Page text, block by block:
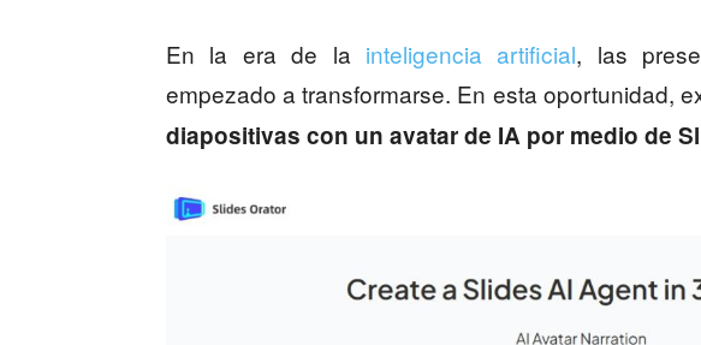
En la era de la inteligencia artificial, las
empezado a transformarse. En esta oportunidad,
diapositivas con un avatar de IA por medio de